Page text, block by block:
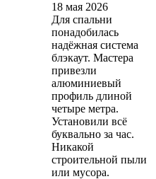
18 мая 2026
Для спальни
понадобилась
надёжная система
блэкаут. Мастера
привезли
алюминиевый
профиль длиной
четыре метра.
Установили всё
буквально за час.
Никакой
строительной пыли
или мусора.